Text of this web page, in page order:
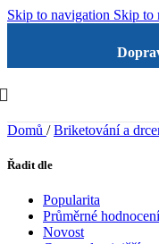
Skip to navigation Skip to
Domů / Briketování a
Řadit dle
Popularita
Průměrné hodnocení
Novost